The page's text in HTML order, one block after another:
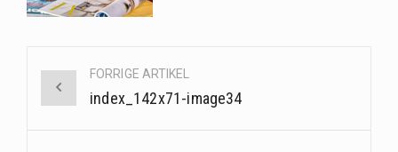
navigationFORRIGE ARTIKEL
index_142x71-image34